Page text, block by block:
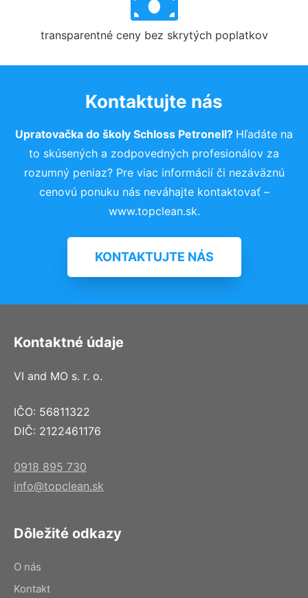
transparentné ceny bez skrytých poplatkov
Kontaktujte nás
Upratovačka do školy Schloss Petronell? Hľadáte na
to skúsených a zodpovedných profesionálov za
rozumný peniaz? Pre viac informácií či nezáväznú
cenovú ponuku nás neváhajte kontaktovať –
www.topclean.sk.
KONTAKTUJTE NÁS
Kontaktné údaje
VI and MO s. r. o.
IČO: 56811322
DIČ: 2122461176
0918 895 730
info@topclean.sk
Dôležité odkazy
O nás
Kontakt